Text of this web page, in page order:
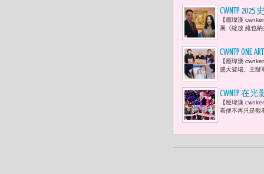
CWNTP
藝術與生
【應瑋漢
展《綻放 維也
CWNTP
【應瑋漢
盛大登場。主辦
CWNTP 在
影》沉浸
【應瑋漢
看便不再只是觀